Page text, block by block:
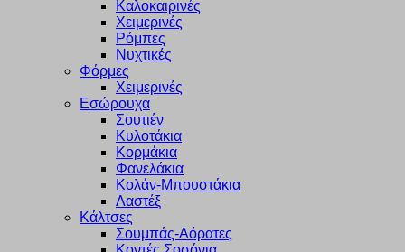
Καλοκαιρινές
Χειμερινές
Ρόμπες
Νυχτικές
Φόρμες
Χειμερινές
Εσώρουχα
Σουτιέν
Κυλοτάκια
Κορμάκια
Φανελάκια
Κολάν-Μπουστάκια
Λαστέξ
Κάλτσες
Σουμπάς-Αόρατες